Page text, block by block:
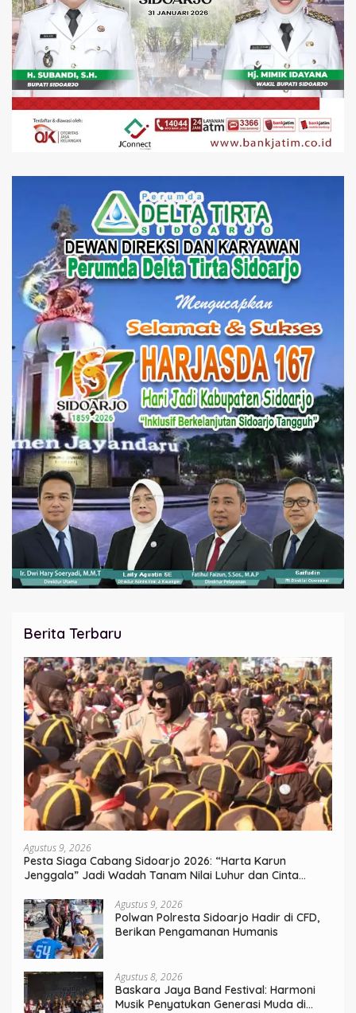
Berita Terbaru
Agustus 9, 2026
Pesta Siaga Cabang Sidoarjo 2026: “Harta Karun
Jenggala” Jadi Wadah Tanam Nilai Luhur dan Cinta
Agustus 9, 2026
Polwan Polresta Sidoarjo Hadir di CFD,
Berikan Pengamanan Humanis
Agustus 8, 2026
Baskara Jaya Band Festival: Harmoni
Musik Penyatukan Generasi Muda di